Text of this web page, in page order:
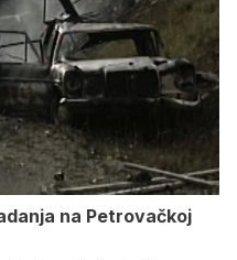
na Petrovačkoj